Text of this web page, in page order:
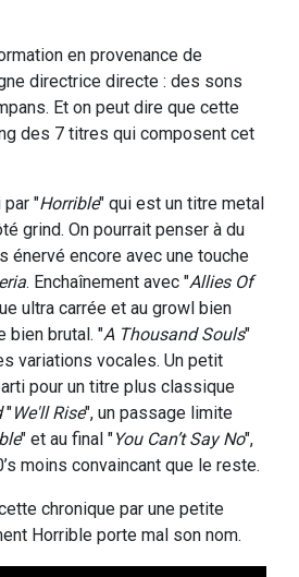
en provenance de
directrice directe : des sons
Et on peut dire que cette
des 7 titres qui composent cet
par "Horrible" qui est un titre metal
grind. On pourrait penser à du
énervé encore avec une touche
. Enchaînement avec "Allies Of
ultra carrée et au growl bien
bien brutal. "A Thousand Souls"
variations vocales. Un petit
pour un titre plus classique
"We'll Rise", un passage limite
" et au final "You Can’t Say No",
moins convaincant que le reste.
chronique par une petite
Horrible porte mal son nom.